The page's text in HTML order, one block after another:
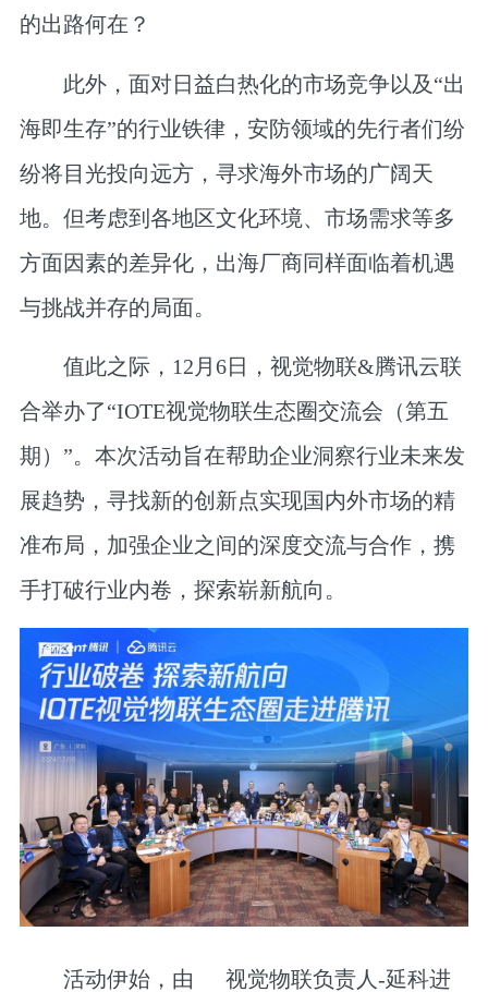
的出路何在？
此外，面对日益白热化的市场竞争以及“出
海即生存”的行业铁律，安防领域的先行者们纷
纷将目光投向远方，寻求海外市场的广阔天
地。但考虑到各地区文化环境、市场需求等多
方面因素的差异化，出海厂商同样面临着机遇
与挑战并存的局面。
值此之际，12月6日，视觉物联&腾讯云联
合举办了“IOTE视觉物联生态圈交流会（第五
期）”。本次活动旨在帮助企业洞察行业未来发
展趋势，寻找新的创新点实现国内外市场的精
准布局，加强企业之间的深度交流与合作，携
手打破行业内卷，探索崭新航向。
活动伊始，由 视觉物联负责人-延科进